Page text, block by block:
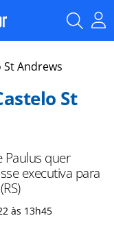
Andrews
St
Paulus quer
executiva para
às 13h45